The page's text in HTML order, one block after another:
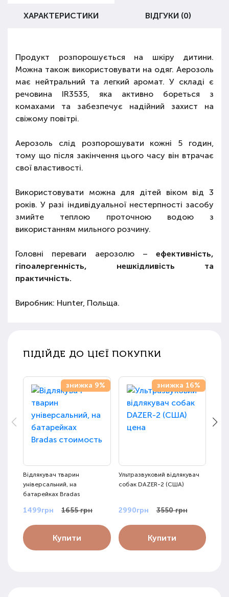
ХАРАКТЕРИСТИКИ ВІДГУКИ (0)
Продукт розпорошується на шкіру дитини.
Можна також використовувати на одяг. Аерозоль
має нейтральний та легкий аромат. У складі є
речовина IR3535, яка активно бореться з
комахами та забезпечує надійний захист на
свіжому повітрі.
Аерозоль слід розпорошувати кожні 5 годин,
тому що після закінчення цього часу він втрачає
свої властивості.
Використовувати можна для дітей віком від 3
років. У разі індивідуальної нестерпності засобу
змийте теплою проточною водою з
використанням мильного розчину.
Головні переваги аерозолю – ефективність,
гіпоалергенність, нешкідливість та
практичність.
Виробник: Hunter, Польща.
ПІДІЙДЕ ДО ЦІЄЇ ПОКУПКИ
знижка 9%
Відлякувач тварин
універсальний, на
батарейках Bradas
1499грн 1655 грн
Купити
знижка 16%
Ультразвуковий відлякувач
собак DAZER-2 (США)
2990грн 3550 грн
Купити